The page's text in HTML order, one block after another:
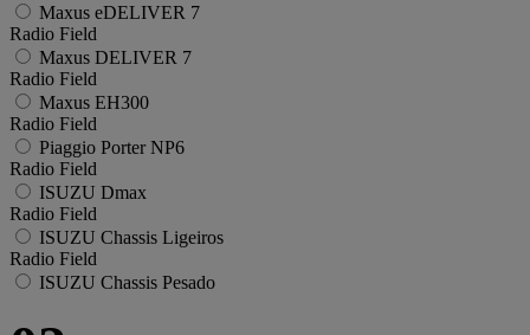
Maxus eDELIVER 7
Radio Field
Maxus DELIVER 7
Radio Field
Maxus EH300
Radio Field
Piaggio Porter NP6
Radio Field
ISUZU Dmax
Radio Field
ISUZU Chassis Ligeiros
Radio Field
ISUZU Chassis Pesado